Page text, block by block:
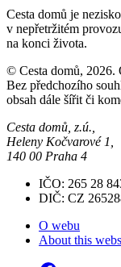
Cesta domů je
v nepřetržitém
na konci života.
© Cesta domů, 2026.
Bez předchozího
obsah dále šířit či
Cesta domů, z.ú.,
Heleny Kočvarové 1,
140 00 Praha 4
IČO: 265 28
DIČ: CZ
O webu
About this